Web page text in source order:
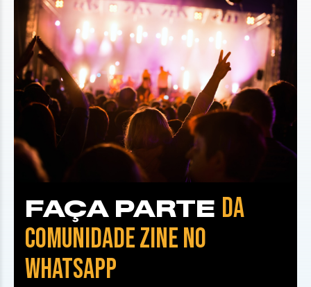
FAÇA PARTE DA
COMUNIDADE ZINE NO
WHATSAPP